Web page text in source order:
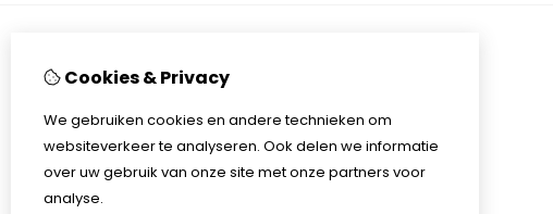
Informatie
Over ons
Veiligheid
Impressum
Privacy
Cookies & Privacy
We gebruiken cookies en andere technieken om
websiteverkeer te analyseren. Ook delen we informatie
over uw gebruik van onze site met onze partners voor
analyse.